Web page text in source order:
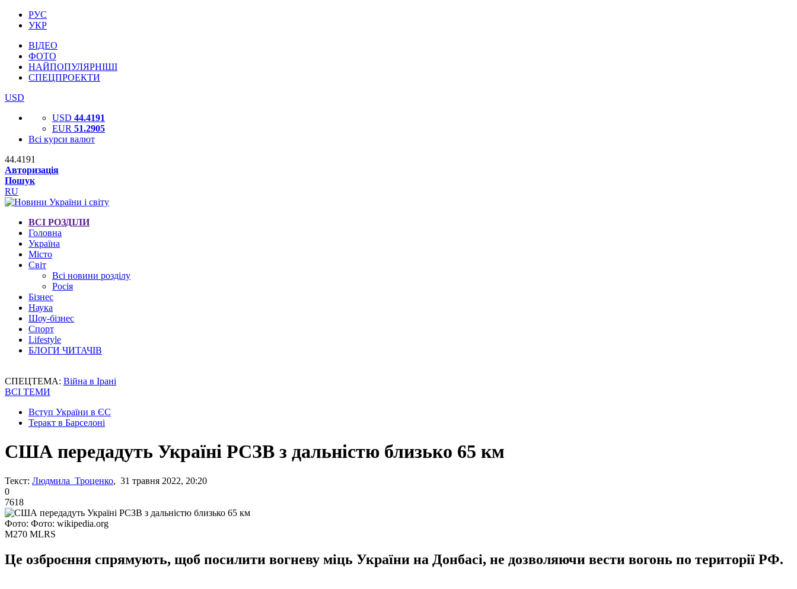
РУС
УКР
ВІДЕО
ФОТО
НАЙПОПУЛЯРНІШІ
СПЕЦПРОЕКТИ
USD
USD 44.4191
EUR 51.2905
Всі курси валют
44.4191
Авторизація
Пошук
RU
ВСІ РОЗДІЛИ
Головна
Україна
Місто
Світ
Всі новини розділу
Росія
Бізнес
Наука
Шоу-бізнес
Спорт
Lifestyle
БЛОГИ ЧИТАЧІВ
СПЕЦТЕМА: Війна в Ірані
ВСІ ТЕМИ
Вступ України в ЄС
Теракт в Барселоні
США передадуть Україні РСЗВ з дальністю близько 65 км
Текст: Людмила Троценко, 31 травня 2022, 20:20
0
7618
Фото: Фото: wikipedia.org
M270 MLRS
Це озброєння спрямують, щоб посилити вогневу міць України на Донбасі, не дозволяючи вести вогонь по території РФ.